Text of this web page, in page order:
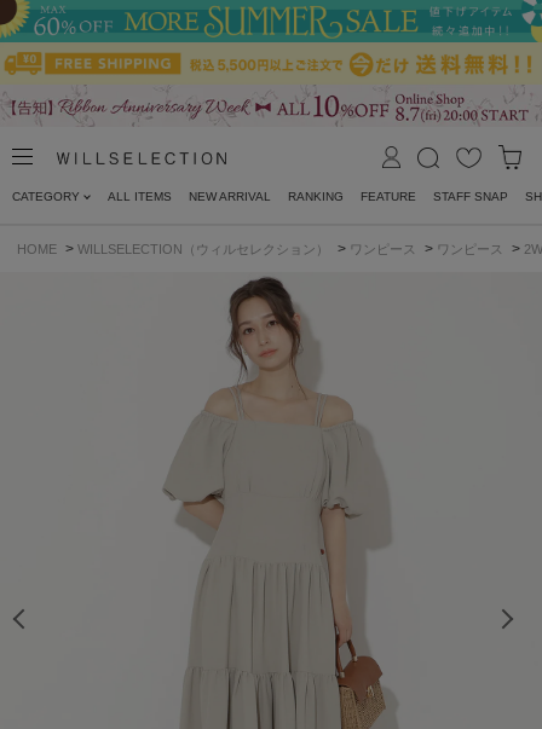
CATEGORY ALL ITEMS NEW ARRIVAL RANKING FEATURE STAFF SNAP
HOME > WILLSELECTION（ウィルセレクション） > ワンピース > ワンピース >